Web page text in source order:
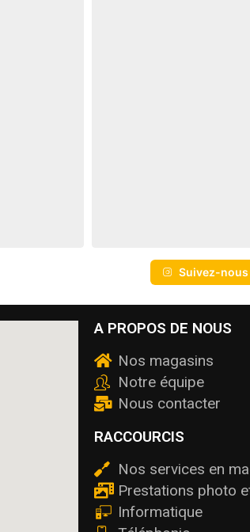
Suivez-
A PROPOS DE NOUS
Nos magasins
Notre équipe
Nous contacter
RACCOURCIS
Nos services en
Prestations photo
Informatique